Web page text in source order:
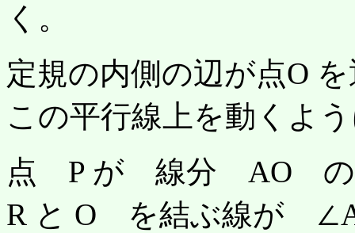
く。
定規の内側の辺が点O
この平行線上を動くよ
点 P が 線分 AO の
R と O を結ぶ線が